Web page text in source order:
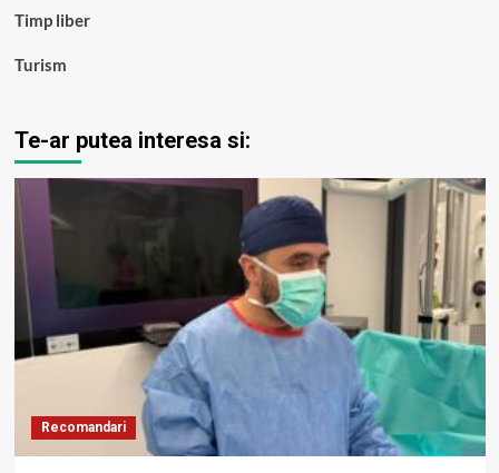
Timp liber
Turism
Te-ar putea interesa si:
Recomandari